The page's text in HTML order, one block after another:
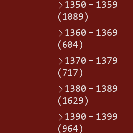
1350 – 1359
(1089)
1360 – 1369
(604)
1370 – 1379
(717)
1380 – 1389
(1629)
1390 – 1399
(964)